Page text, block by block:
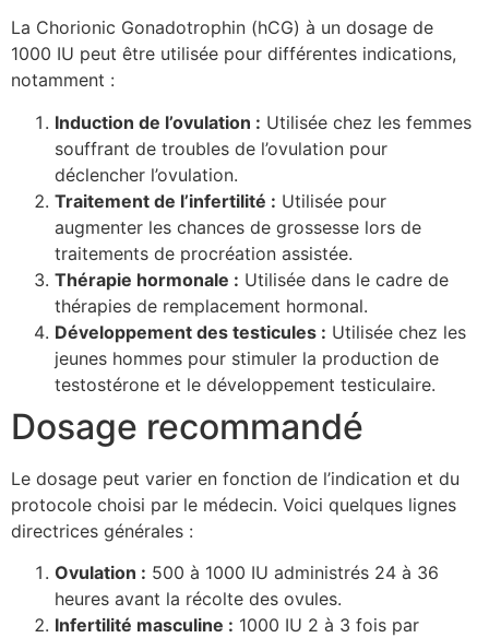
La Chorionic Gonadotrophin (hCG) à un dosage de
1000 IU peut être utilisée pour différentes indications,
notamment :
Induction de l’ovulation : Utilisée chez les femmes
souffrant de troubles de l’ovulation pour
déclencher l’ovulation.
Traitement de l’infertilité : Utilisée pour
augmenter les chances de grossesse lors de
traitements de procréation assistée.
Thérapie hormonale : Utilisée dans le cadre de
thérapies de remplacement hormonal.
Développement des testicules : Utilisée chez les
jeunes hommes pour stimuler la production de
testostérone et le développement testiculaire.
Dosage recommandé
Le dosage peut varier en fonction de l’indication et du
protocole choisi par le médecin. Voici quelques lignes
directrices générales :
Ovulation : 500 à 1000 IU administrés 24 à 36
heures avant la récolte des ovules.
Infertilité masculine : 1000 IU 2 à 3 fois par